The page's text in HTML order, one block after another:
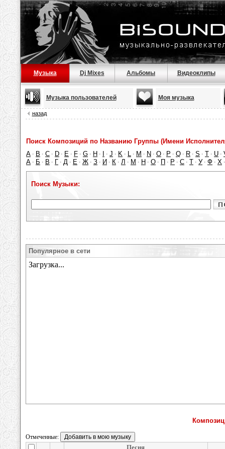
Музыка Dj Mixes Альбомы Видеоклипы
Музыка пользователей Моя музыка
назад
Поиск Композиций по Названию Группы (Имени
A · B · C · D · E · F · G · H · · J · K · L · M · N · O · P · Q · R · S · T · U ·
А · Б · В · Г · Д · Е · Ж · З · И · К · Л · М · Н · О · П · Р · С · Т · У · Ф · Х
Поиск Музыки:
Популярное в сети
Отмеченные:
Песня